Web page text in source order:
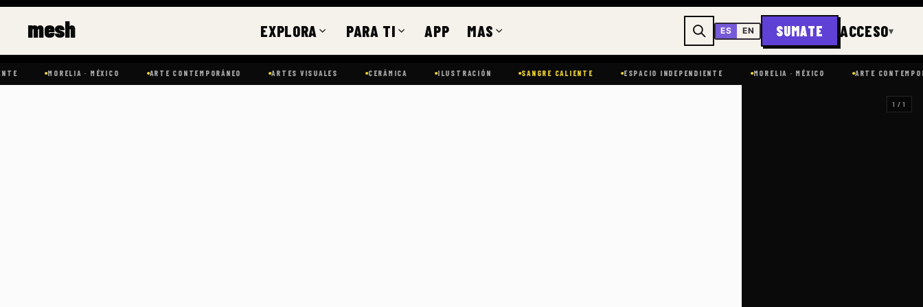
Ir
mesh EXPLORA PARA TI APP MAS ES EN SUMATE ACCESO▾
MORELIA · MÉXICO ARTE CONTEMPORÁNEO ARTES VISUALES CERÁMICA ILUSTRACIÓN SANGRE CALIENTE ESPACIO INDEPENDIENTE MORELIA · MÉXICO ARTE CONTEMPORÁNEO
1 / 1